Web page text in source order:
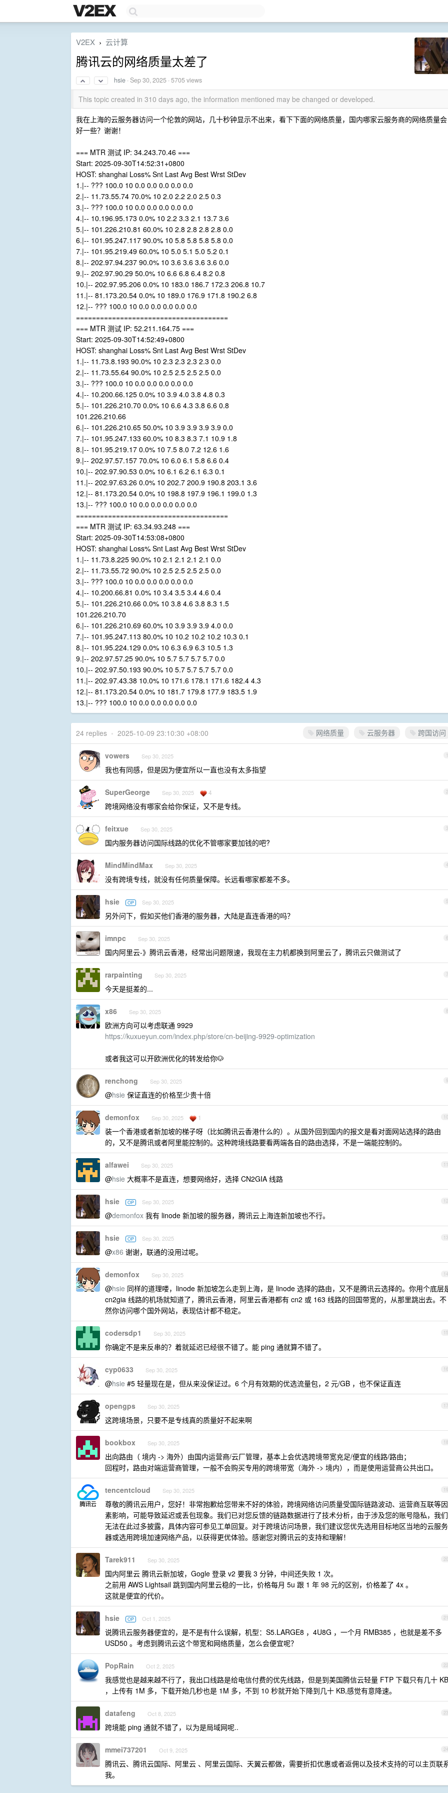
V2EX › 云计算
腾讯云的网络质量太差了
hsie ·Sep 30, 2025 · 5705 views
This topic created in 310 days ago, the information mentioned may be changed or developed.
我在上海的云服务器访问一个伦敦的网站，几十秒钟显示不出来，看下下面的网络质量，国内哪家云服务商的网络质量会
好一些？谢谢！
=== MTR 测试 IP: 34.243.70.46 ===
Start: 2025-09-30T14:52:31+0800
HOST: shanghai Loss% Snt Last Avg Best Wrst StDev
1.|-- ??? 100.0 10 0.0 0.0 0.0 0.0 0.0
2.|-- 11.73.55.74 70.0% 10 2.0 2.2 2.0 2.5 0.3
3.|-- ??? 100.0 10 0.0 0.0 0.0 0.0 0.0
4.|-- 10.196.95.173 0.0% 10 2.2 3.3 2.1 13.7 3.6
5.|-- 101.226.210.81 60.0% 10 2.8 2.8 2.8 2.8 0.0
6.|-- 101.95.247.117 90.0% 10 5.8 5.8 5.8 5.8 0.0
7.|-- 101.95.219.49 60.0% 10 5.0 5.1 5.0 5.2 0.1
8.|-- 202.97.94.237 90.0% 10 3.6 3.6 3.6 3.6 0.0
9.|-- 202.97.90.29 50.0% 10 6.6 6.8 6.4 8.2 0.8
10.|-- 202.97.95.206 0.0% 10 183.0 186.7 172.3 206.8 10.7
11.|-- 81.173.20.54 0.0% 10 189.0 176.9 171.8 190.2 6.8
12.|-- ??? 100.0 10 0.0 0.0 0.0 0.0 0.0
======================================
=== MTR 测试 IP: 52.211.164.75 ===
Start: 2025-09-30T14:52:49+0800
HOST: shanghai Loss% Snt Last Avg Best Wrst StDev
1.|-- 11.73.8.193 90.0% 10 2.3 2.3 2.3 2.3 0.0
2.|-- 11.73.55.64 90.0% 10 2.5 2.5 2.5 2.5 0.0
3.|-- ??? 100.0 10 0.0 0.0 0.0 0.0 0.0
4.|-- 10.200.66.125 0.0% 10 3.9 4.0 3.8 4.8 0.3
5.|-- 101.226.210.70 0.0% 10 6.6 4.3 3.8 6.6 0.8
101.226.210.66
6.|-- 101.226.210.65 50.0% 10 3.9 3.9 3.9 3.9 0.0
7.|-- 101.95.247.133 60.0% 10 8.3 8.3 7.1 10.9 1.8
8.|-- 101.95.219.17 0.0% 10 7.5 8.0 7.2 12.6 1.6
9.|-- 202.97.57.157 70.0% 10 6.0 6.1 5.8 6.6 0.4
10.|-- 202.97.90.53 0.0% 10 6.1 6.2 6.1 6.3 0.1
11.|-- 202.97.63.26 0.0% 10 202.7 200.9 190.8 203.1 3.6
12.|-- 81.173.20.54 0.0% 10 198.8 197.9 196.1 199.0 1.3
13.|-- ??? 100.0 10 0.0 0.0 0.0 0.0 0.0
======================================
=== MTR 测试 IP: 63.34.93.248 ===
Start: 2025-09-30T14:53:08+0800
HOST: shanghai Loss% Snt Last Avg Best Wrst StDev
1.|-- 11.73.8.225 90.0% 10 2.1 2.1 2.1 2.1 0.0
2.|-- 11.73.55.72 90.0% 10 2.5 2.5 2.5 2.5 0.0
3.|-- ??? 100.0 10 0.0 0.0 0.0 0.0 0.0
4.|-- 10.200.66.81 0.0% 10 3.4 3.5 3.4 4.6 0.4
5.|-- 101.226.210.66 0.0% 10 3.8 4.6 3.8 8.3 1.5
101.226.210.70
6.|-- 101.226.210.69 60.0% 10 3.9 3.9 3.9 4.0 0.0
7.|-- 101.95.247.113 80.0% 10 10.2 10.2 10.2 10.3 0.1
8.|-- 101.95.224.129 0.0% 10 6.3 6.9 6.3 10.5 1.3
9.|-- 202.97.57.25 90.0% 10 5.7 5.7 5.7 5.7 0.0
10.|-- 202.97.50.193 90.0% 10 5.7 5.7 5.7 5.7 0.0
11.|-- 202.97.43.38 10.0% 10 171.6 178.1 171.6 182.4 4.3
12.|-- 81.173.20.54 0.0% 10 181.7 179.8 177.9 183.5 1.9
13.|-- ??? 100.0 10 0.0 0.0 0.0 0.0 0.0
网络质量 云服务器 跨国访问
24 replies • 2025-10-09 23:10:30 +08:00
1
vowers Sep 30, 2025
我也有同感，但是因为便宜所以一直也没有太多指望
2
SuperGeorge Sep 30, 2025 4
跨境网络没有哪家会给你保证，又不是专线。
3
feitxue Sep 30, 2025
国内服务器访问国际线路的优化不管哪家要加钱的吧?
4
MindMindMax Sep 30, 2025
没有跨境专线，就没有任何质量保障。长远看哪家都差不多。
5
hsie OP Sep 30, 2025
另外问下，假如买他们香港的服务器，大陆是直连香港的吗？
6
imnpc Sep 30, 2025
国内阿里云-》腾讯云香港，经常出问题限速，我现在主力机都换到阿里云了，腾讯云只做测试了
7
rarpainting Sep 30, 2025
今天是挺差的...
8
x86 Sep 30, 2025
欧洲方向可以考虑联通 9929
https://kuxueyun.com/index.php/store/cn-beijing-9929-optimization
或者我这可以开欧洲优化的转发给你🐶
9
renchong Sep 30, 2025
@hsie 保证直连的价格至少贵十倍
10
demonfox Sep 30, 2025 1
装一个香港或者新加坡的梯子呀（比如腾讯云香港什么的）。从国外回到国内的报文是看对面网站选择的路由
的，又不是腾讯或者阿里能控制的。这种跨境线路要看两端各自的路由选择，不是一端能控制的。
11
alfawei Sep 30, 2025
@hsie 大概率不是直连，想要网络好，选择 CN2GIA 线路
12
hsie OP Sep 30, 2025
@demonfox 我有 linode 新加坡的服务器，腾讯云上海连新加坡也不行。
13
hsie OP Sep 30, 2025
@x86 谢谢，联通的没用过呢。
14
demonfox Sep 30, 2025
@hsie 同样的道理喽，linode 新加坡怎么走到上海，是 linode 选择的路由，又不是腾讯云选择的。你用个底层
cn2gia 线路的机场就知道了，腾讯云香港，阿里云香港都有 cn2 或 163 线路的回国带宽的，从那里跳出去。不
然你访问哪个国外网站，表现估计都不稳定。
15
codersdp1 Sep 30, 2025
你确定不是来反串的？着就延迟已经很不错了。能 ping 通就算不错了。
16
cyp0633 Sep 30, 2025
@hsie #5 轻量现在是，但从来没保证过。6 个月有效期的优选流量包，2 元/GB ，也不保证直连
17
opengps Sep 30, 2025
这跨境场景，只要不是专线真的质量好不起来啊
18
bookbox Sep 30, 2025
出向路由（ 境内 -> 海外）由国内运营商/云厂管理，基本上会优选跨境带宽充足/便宜的线路/路由；
回程时，路由对端运营商管理，一般不会购买专用的跨境带宽（海外 -> 境内），而是使用运营商公共出口。
19
tencentcloud Sep 30, 2025
尊敬的腾讯云用户，您好！非常抱歉给您带来不好的体验，跨境网络访问质量受国际链路波动、运营商互联等因
素影响，可能导致延迟或丢包现象。我们已对您反馈的链路数据进行了技术分析，由于涉及您的账号隐私，我们
无法在此过多披露，具体内容可参见工单回复。对于跨境访问场景，我们建议您优先选用目标地区当地的云服务
器或选用跨境加速网络产品，以获得更优体验。感谢您对腾讯云的支持和理解！
20
Tarek911 Sep 30, 2025
国内阿里云 腾讯云新加坡，Gogle 登录 v2 要我 3 分钟，中间还失败 1 次。
之前用 AWS Lightsail 跳到国内阿里云稳的一比，价格每月 5u 跟 1 年 98 元的区别，价格差了 4x 。
这就是便宜的代价。
21
hsie OP Oct 1, 2025
说腾讯云服务器便宜的，是不是有什么误解，机型：S5.LARGE8 ，4U8G ，一个月 RMB385 ，也就是差不多
USD50 。考虑到腾讯云这个带宽和网络质量，怎么会便宜呢？
22
PopRain Oct 2, 2025
我感觉也是越来越不行了，我出口线路是给电信付费的优先线路，但是到美国腾信云轻量 FTP 下载只有几十 KB
，上传有 1M 多，下载开始几秒也是 1M 多，不到 10 秒就开始下降到几十 KB,感觉有意降速。
23
datafeng Oct 8, 2025
跨境能 ping 通就不错了，以为是局域网呢..
24
mmei737201 Oct 9, 2025
腾讯云、腾讯云国际、阿里云 、阿里云国际、天翼云都做，需要折扣优惠或者返佣以及技术支持的可以主页联
我。